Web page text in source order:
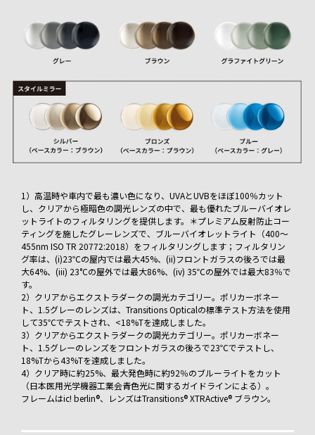
1）高温時や車内で最も濃い色になり、UVAとUVBをほぼ100％カット
し、クリアから極暗色の調光レンズの中で、最も優れたブルーバイオレ
ットライトのフィルタリングを提供します。＊プレミアム反射防止コー
ティングを施したグレーレンズで、ブルーバイオレットライト（400～
455nm ISO TR 20772:2018）をフィルタリングします；フィルタリン
グ率は、(i)23℃の屋内では最大45%、(ii)フロントガラスの後ろでは最
大64%、(iii) 23°Cの屋外では最大86%、(iv) 35℃の屋外では最大83％で
す。
2）クリアからエクストラダークの調光カテゴリー。ポリカーボネー
ト、1.5グレーのレンズは、Transitions Opticalの標準テスト方法を使用
して35℃でテストされ、<18%Tを達成しました。
3）クリアからエクストラダークの調光カテゴリー。ポリカーボネー
ト、1.5グレーのレンズをフロントガラスの後ろで23℃でテストし、
18%Tから43%Tを達成しました。
4）クリア時に約25%、最大発色時に約92％のブルーライトをカット
（日本医用光学機器工業会青色光に関するガイドラインによる）。
フレームはic! berlin®、レンズはTransitions® XTRActive® ブラウン。